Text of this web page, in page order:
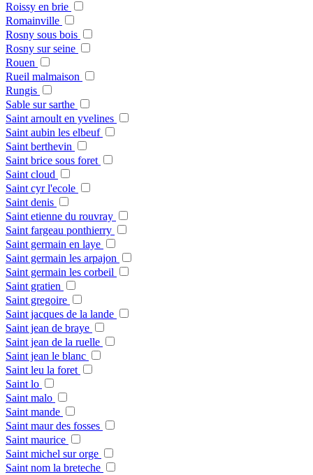
Roissy en brie
Romainville
Rosny sous bois
Rosny sur seine
Rouen
Rueil malmaison
Rungis
Sable sur sarthe
Saint arnoult en yvelines
Saint aubin les elbeuf
Saint berthevin
Saint brice sous foret
Saint cloud
Saint cyr l'ecole
Saint denis
Saint etienne du rouvray
Saint fargeau ponthierry
Saint germain en laye
Saint germain les arpajon
Saint germain les corbeil
Saint gratien
Saint gregoire
Saint jacques de la lande
Saint jean de braye
Saint jean de la ruelle
Saint jean le blanc
Saint leu la foret
Saint lo
Saint malo
Saint mande
Saint maur des fosses
Saint maurice
Saint michel sur orge
Saint nom la breteche